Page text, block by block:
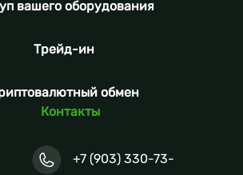
вашего оборудования
Трейд-ин
обмен
Контакты
+7 (903) 330-73-